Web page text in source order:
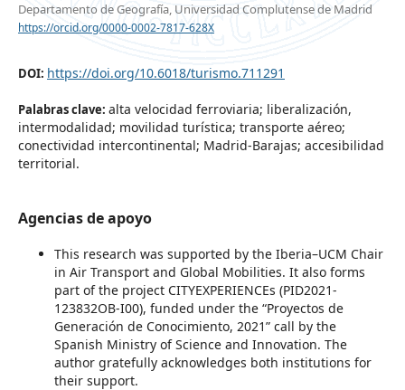
Departamento de Geografía, Universidad Complutense de Madrid
https://orcid.org/0000-0002-7817-628X
DOI: https://doi.org/10.6018/turismo.711291
Palabras clave: alta velocidad ferroviaria; liberalización,
intermodalidad; movilidad turística; transporte aéreo;
conectividad intercontinental; Madrid-Barajas; accesibilidad
territorial.
Agencias de apoyo
This research was supported by the Iberia–UCM Chair
in Air Transport and Global Mobilities. It also forms
part of the project CITYEXPERIENCEs (PID2021-
123832OB-I00), funded under the “Proyectos de
Generación de Conocimiento, 2021” call by the
Spanish Ministry of Science and Innovation. The
author gratefully acknowledges both institutions for
their support.